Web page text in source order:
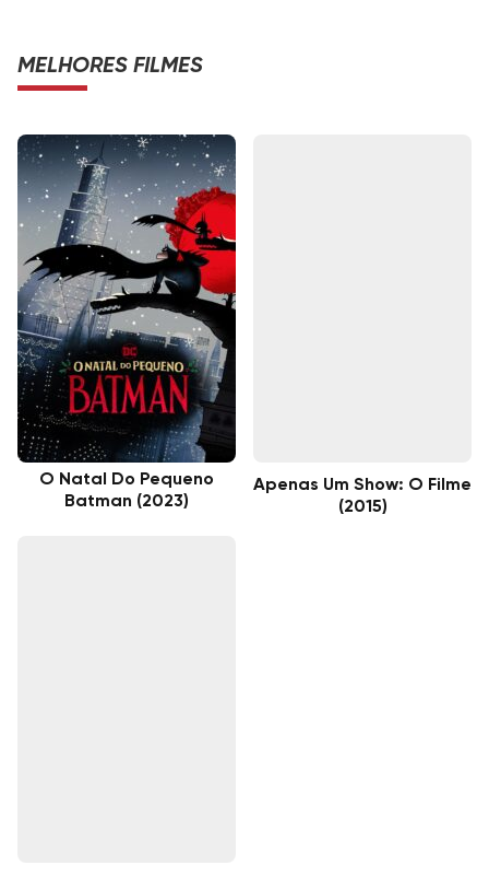
MELHORES FILMES
O Natal Do Pequeno
Batman (2023)
Apenas Um Show: O Filme
(2015)